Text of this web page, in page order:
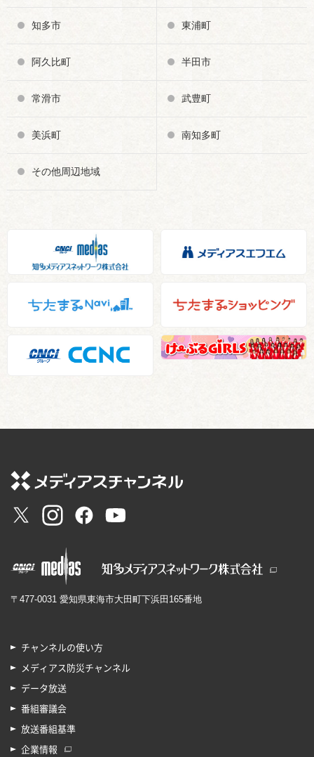
知多市 東浦町
阿久比町 半田市
常滑市 武豊町
美浜町 南知多町
その他周辺地域
〒477-0031 愛知県東海市大田町下浜田165番地
チャンネルの使い方
メディアス防災チャンネル
データ放送
番組審議会
放送番組基準
企業情報